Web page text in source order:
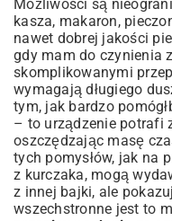
Możliwości są
kasza, makaron,
nawet dobrej jakości
gdy mam do czynienia
skomplikowanymi
wymagają długiego
tym, jak bardzo
– to urządzenie potrafi
oszczędzając masę
tych pomysłów, jak na
z kurczaka, mogą
z innej bajki, ale
wszechstronne jest to